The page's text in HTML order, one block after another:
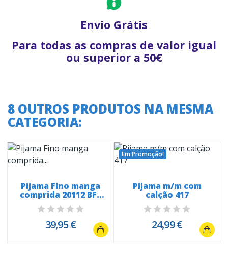
Envio Grátis
Para todas as compras de valor igual
ou superior a 50€
8 OUTROS PRODUTOS NA MESMA
CATEGORIA:
Pijama Fino manga
comprida 20112 BFF
Lego
39,95 €
Em Promoção!
Pijama m/m com
calção 417
24,99 €